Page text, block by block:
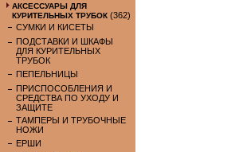
АКСЕССУАРЫ ДЛЯ
КУРИТЕЛЬНЫХ ТРУБОК (362)
СУМКИ И КИСЕТЫ
ПОДСТАВКИ И ШКАФЫ
ДЛЯ КУРИТЕЛЬНЫХ
ТРУБОК
ПЕПЕЛЬНИЦЫ
ПРИСПОСОБЛЕНИЯ И
СРЕДСТВА ПО УХОДУ И
ЗАЩИТЕ
ТАМПЕРЫ И ТРУБОЧНЫЕ
НОЖИ
ЕРШИ